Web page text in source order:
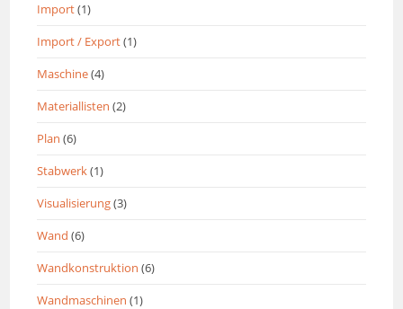
Import(1)
Import / Export(1)
Maschine(4)
Materiallisten (2)
Plan (6)
Stabwerk(1)
Visualisierung(3)
Wand (6)
Wandkonstruktion (6)
Wandmaschinen (1)